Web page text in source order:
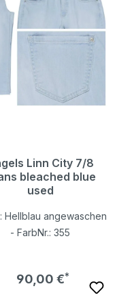
Linn City 7/8
bleached blue
used
Hellblau angewaschen
- FarbNr.: 355
Regulärer Preis:
90,00 €